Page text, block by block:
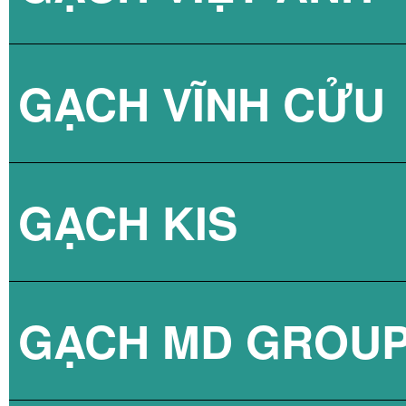
GẠCH VÂN XI
GẠCH VÂN XI
GẠCH VÂN XI
GẠCH VĨNH CỬU
GẠCH KIS
GẠCH LÁT NỀN
GẠCH MD